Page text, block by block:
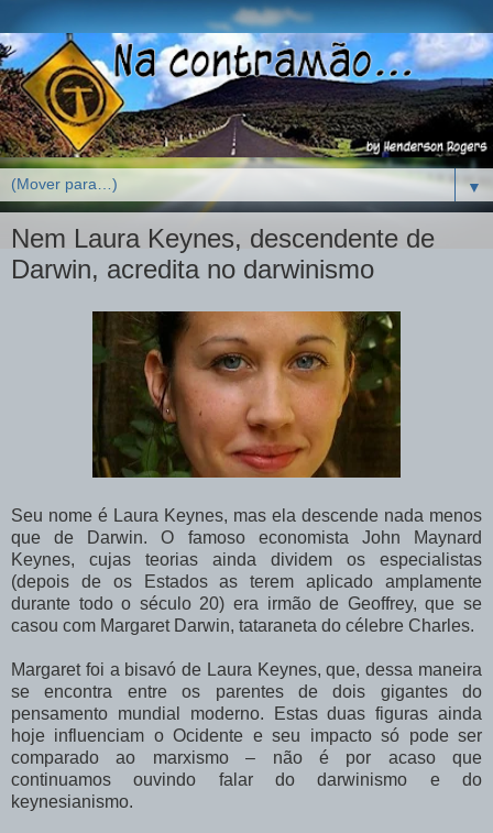
▼
Nem Laura Keynes, descendente de
Darwin, acredita no darwinismo
Seu nome é Laura Keynes, mas ela descende nada menos
que de Darwin. O famoso economista John Maynard
Keynes, cujas teorias ainda dividem os especialistas
(depois de os Estados as terem aplicado amplamente
durante todo o século 20) era irmão de Geoffrey, que se
casou com Margaret Darwin, tataraneta do célebre Charles.
Margaret foi a bisavó de Laura Keynes, que, dessa maneira
se encontra entre os parentes de dois gigantes do
pensamento mundial moderno. Estas duas figuras ainda
hoje influenciam o Ocidente e seu impacto só pode ser
comparado ao marxismo – não é por acaso que
continuamos ouvindo falar do darwinismo e do
keynesianismo.